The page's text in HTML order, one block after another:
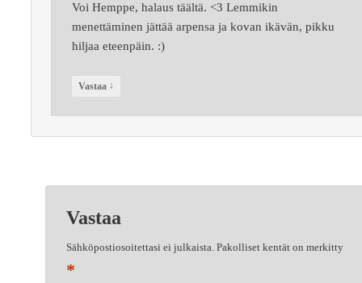
Voi Hemppe, halaus täältä. <3 Lemmikin
menettäminen jättää arpensa ja kovan ikävän, pikku
hiljaa eteenpäin. :)
Vastaa ↓
Vastaa
Sähköpostiosoitettasi ei julkaista. Pakolliset kentät on merkitty
*